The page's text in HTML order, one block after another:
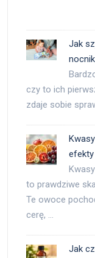
Jak
czy to ich
zdaje sobie
to prawdziwe
Te owoce
cerę, …
Jak